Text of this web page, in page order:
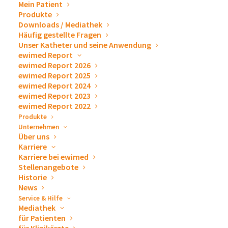
Mein Patient
Produkte
Downloads / Mediathek
Häufig gestellte Fragen
Unser Katheter und seine Anwendung
ewimed Report
ewimed Report 2026
ewimed Report 2025
ewimed Report 2024
ewimed Report 2023
ewimed Report 2022
Produkte
Unternehmen
Über uns
Karriere
Karriere bei ewimed
Stellenangebote
Historie
News
Service & Hilfe
Mediathek
für Patienten
und Zweck der von uns erhobenen, genutzten und
verarbeiteten personenbezogenen Daten informieren.
Wir haben als für die Verarbeitung Verantwortliche
zahlreiche technische und organisatorische
Maßnahmen umgesetzt, um einen möglichst
lückenlosen Schutz der über diese Internetseite
verarbeiteten personenbezogenen Daten
sicherzustellen. Dennoch können internetbasierte
Datenübertragungen grundsätzlich Sicherheitslücken
aufweisen, sodass ein absoluter Schutz nicht
gewährleistet werden kann. Aus diesem Grund steht es
Ihnen frei, personenbezogene Daten auch auf
alternativen Wegen, beispielsweise telefonisch oder
per Post, an uns zu übermitteln.